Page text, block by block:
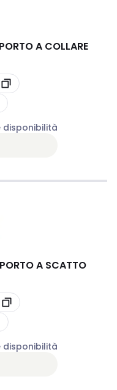
A COLLARE
disponibilità
A SCATTO
disponibilità